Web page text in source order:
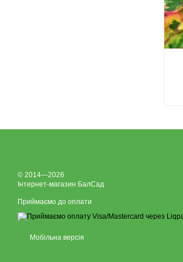
© 2014—2026
Інтернет-магазин БалСад
Приймаємо до оплати
Мобільна версія